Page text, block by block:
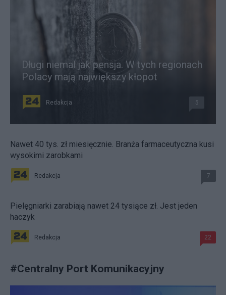
Długi niemal jak pensja. W tych regionach
Polacy mają największy kłopot
Redakcja 5
Nawet 40 tys. zł miesięcznie. Branża farmaceutyczna kusi
wysokimi zarobkami
Redakcja 7
Pielęgniarki zarabiają nawet 24 tysiące zł. Jest jeden
haczyk
Redakcja 22
#Centralny Port Komunikacyjny